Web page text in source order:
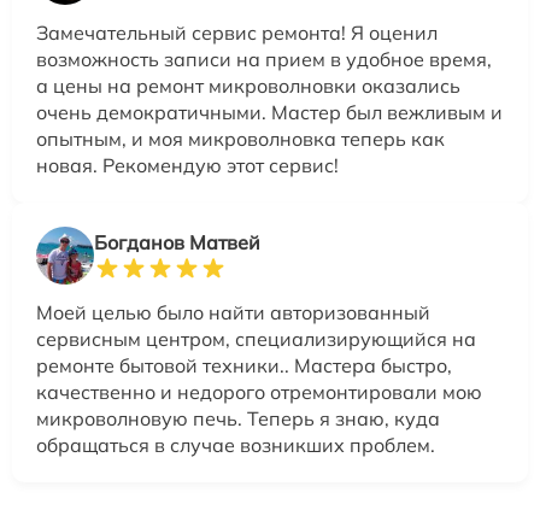
Замечательный сервис ремонта! Я оценил
возможность записи на прием в удобное время,
а цены на ремонт микроволновки оказались
очень демократичными. Мастер был вежливым и
опытным, и моя микроволновка теперь как
новая. Рекомендую этот сервис!
Богданов Матвей
Моей целью было найти авторизованный
сервисным центром, специализирующийся на
ремонте бытовой техники.. Мастера быстро,
качественно и недорого отремонтировали мою
микроволновую печь. Теперь я знаю, куда
обращаться в случае возникших проблем.